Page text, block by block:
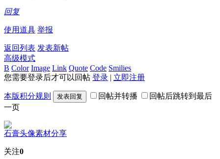
回复
使用道具 举报
返回列表 发表新帖
高级模式
B Color Image Link Quote Code Smilies
您需要登录后才可以回帖 登录 | 立即注册
本版积分规则 发表回复 回帖并转播
回帖后跳转到最后
一页
石膏头像素材分享
关注0